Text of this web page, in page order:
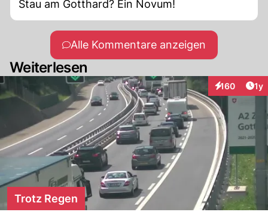
Stau am Gotthard? Ein Novum!
Alle Kommentare anzeigen
Weiterlesen
160
Interaktionen
1y
Trotz Regen